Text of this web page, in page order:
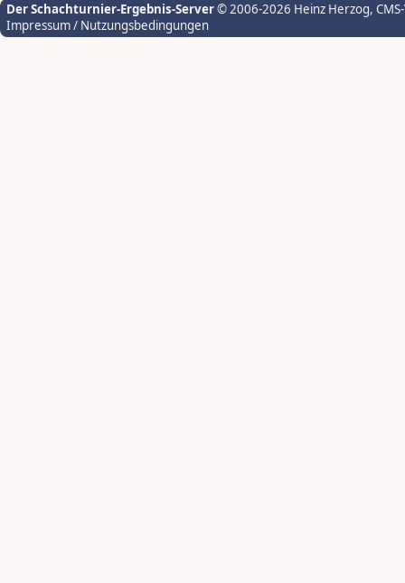
Der Schachturnier-Ergebnis-Server© 2006-2026 Heinz Herzog,
Impressum / Nutzungsbedingungen